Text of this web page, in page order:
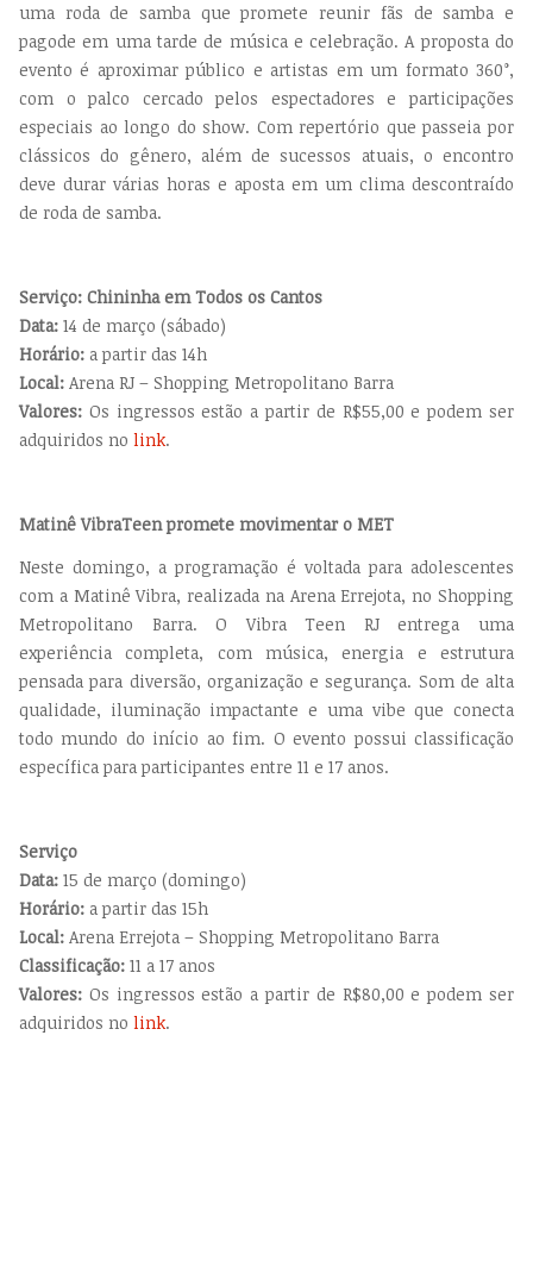
uma roda de samba que promete reunir fãs de samba e
pagode em uma tarde de música e celebração. A proposta do
evento é aproximar público e artistas em um formato 360°,
com o palco cercado pelos espectadores e participações
especiais ao longo do show. Com repertório que passeia por
clássicos do gênero, além de sucessos atuais, o encontro
deve durar várias horas e aposta em um clima descontraído
de roda de samba.
Serviço: Chininha em Todos os Cantos
Data: 14 de março (sábado)
Horário: a partir das 14h
Local: Arena RJ – Shopping Metropolitano Barra
Valores: Os ingressos estão a partir de R$55,00 e podem ser
adquiridos no link.
Matinê VibraTeen promete movimentar o MET
Neste domingo, a programação é voltada para adolescentes
com a Matinê Vibra, realizada na Arena Errejota, no Shopping
Metropolitano Barra.O Vibra Teen RJ entrega uma
experiência completa, com música, energia e estrutura
pensada para diversão, organização e segurança. Som de alta
qualidade, iluminação impactante e uma vibe que conecta
todo mundo do início ao fim. O evento possui classificação
específica para participantes entre 11 e 17 anos.
Serviço
Data: 15 de março (domingo)
Horário: a partir das 15h
Local: Arena Errejota – Shopping Metropolitano Barra
Classificação: 11 a 17 anos
Valores: Os ingressos estão a partir de R$80,00 e podem ser
adquiridos no link.